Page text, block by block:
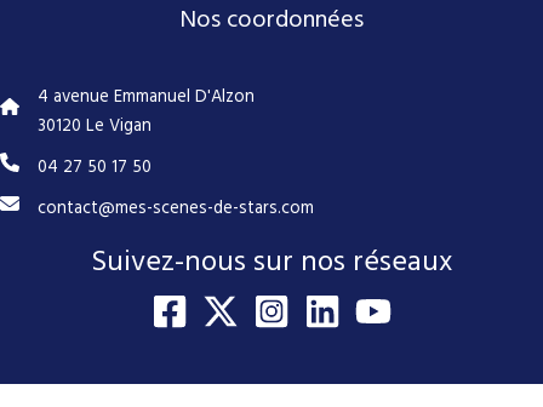
Nos coordonnées
4 avenue Emmanuel D'Alzon
30120 Le Vigan
04 27 50 17 50
contact@mes-scenes-de-stars.com
Suivez-nous sur nos réseaux